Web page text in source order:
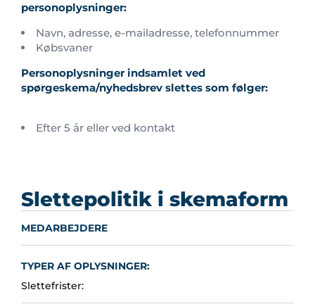
personoplysninger:
Navn, adresse, e-mailadresse, telefonnummer
Købsvaner
Personoplysninger indsamlet ved
spørgeskema/nyhedsbrev slettes som følger:
Efter 5 år eller ved kontakt
Slettepolitik i skemaform
MEDARBEJDERE
TYPER AF OPLYSNINGER:
Slettefrister: